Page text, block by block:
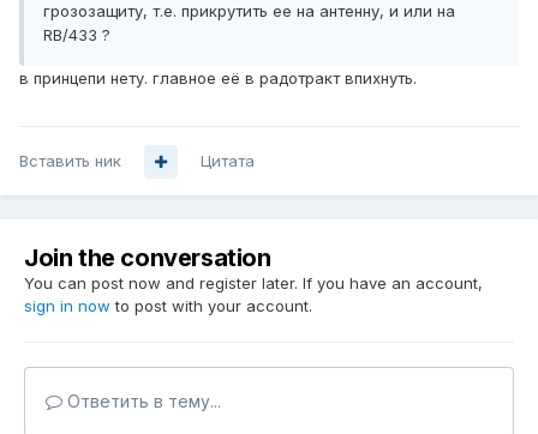
грозозащиту, т.е. прикрутить ее на антенну, и или на
RB/433 ?
в принцепи нету. главное её в радотракт впихнуть.
Вставить ник Цитата
Join the conversation
You can post now and register later. If you have an account,
sign in now to post with your account.
Ответить в тему...